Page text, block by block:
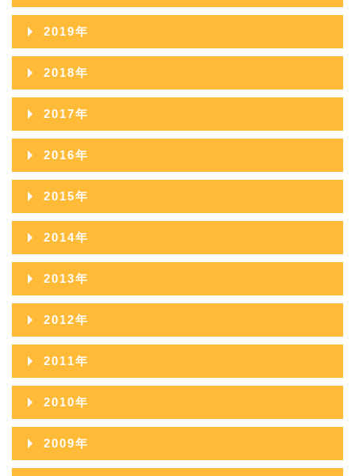
2022年10月
2022年09月
2022年08月
2022年07月
2022年06月
2022年05月
2022年03月
2022年02月
2022年01月
2021年11月
2021年10月
2021年09月
2021年08月
2021年07月
2021年06月
2021年05月
2021年03月
2021年02月
2021年01月
2020年12月
2020年11月
2020年10月
2020年09月
2020年08月
2020年07月
2020年06月
2020年05月
2020年03月
2020年02月
2020年01月
2019年
2019年12月
2019年11月
2019年10月
2019年09月
2019年08月
2019年07月
2019年06月
2019年05月
2019年03月
2019年02月
2019年01月
2018年
2018年12月
2018年11月
2018年10月
2018年09月
2018年08月
2018年07月
2018年06月
2018年05月
2018年03月
2018年02月
2018年01月
2017年
2017年12月
2017年11月
2017年10月
2017年09月
2017年08月
2017年07月
2017年06月
2017年05月
2017年03月
2016年
2016年12月
2016年11月
2016年10月
2016年09月
2016年08月
2016年07月
2016年06月
2016年05月
2015年
2015年12月
2015年11月
2015年10月
2015年09月
2015年08月
2015年07月
2015年06月
2015年05月
2014年
2014年12月
2014年11月
2014年10月
2014年09月
2014年08月
2014年07月
2014年06月
2013年
2013年12月
2013年11月
2013年10月
2013年09月
2013年08月
2012年
2012年12月
2012年11月
2012年10月
2012年09月
2011年
2011年12月
2011年11月
2011年10月
2010年
2010年12月
2010年11月
2009年